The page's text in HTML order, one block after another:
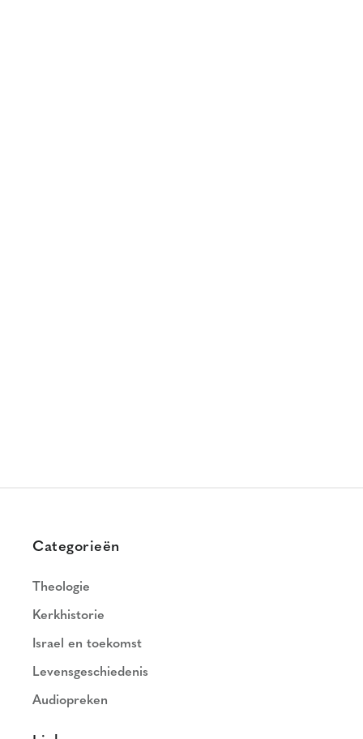
Categorieën
Theologie
Kerkhistorie
Israel en toekomst
Levensgeschiedenis
Audiopreken